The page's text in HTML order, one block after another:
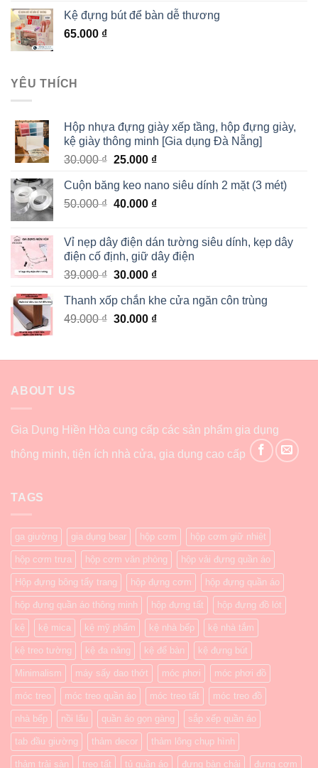
Kệ đựng bút để bàn dễ thương
65.000 ₫
YÊU THÍCH
Hộp nhựa đựng giày xếp tầng, hộp đựng giày,
kệ giày thông minh [Gia dụng Đà Nẵng]
30.000₫ 25.000 ₫
Cuộn băng keo nano siêu dính 2 mặt (3 mét)
50.000₫ 40.000 ₫
Vỉ nẹp dây điện dán tường siêu dính, kẹp dây
điện cố định, giữ dây điện
39.000₫ 30.000 ₫
Thanh xốp chắn khe cửa ngăn côn trùng
49.000₫ 30.000 ₫
ABOUT US
Gia Dụng Hiền Hòa cung cấp các sản phẩm gia dụng
thông minh, tiện ích nhà cửa, gia dụng cao cấp
TAGS
ga giường gia dụng bear hộp cơm hộp cơm giữ nhiệt
hộp cơm trưa hộp cơm văn phòng hộp vải đựng quần áo
Hộp đựng bông tẩy trang hộp đựng cơm hộp đựng quần áo
hộp đựng quần áo thông minh hộp đựng tất hộp đựng đồ lót
kệ kệ mica kệ mỹ phẩm kệ nhà bếp kệ nhà tắm
kệ treo tường kệ đa năng kệ để bàn kệ đựng bút
Minimalism máy sấy dao thớt móc phơi móc phơi đồ
móc treo móc treo quần áo móc treo tất móc treo đồ
nhà bếp nồi lẩu quần áo gọn gàng sắp xếp quần áo
tab đầu giường thảm decor thảm lông chụp hình
thảm trải sàn treo tất tủ quần áo đựng bàn chải đựng cơm